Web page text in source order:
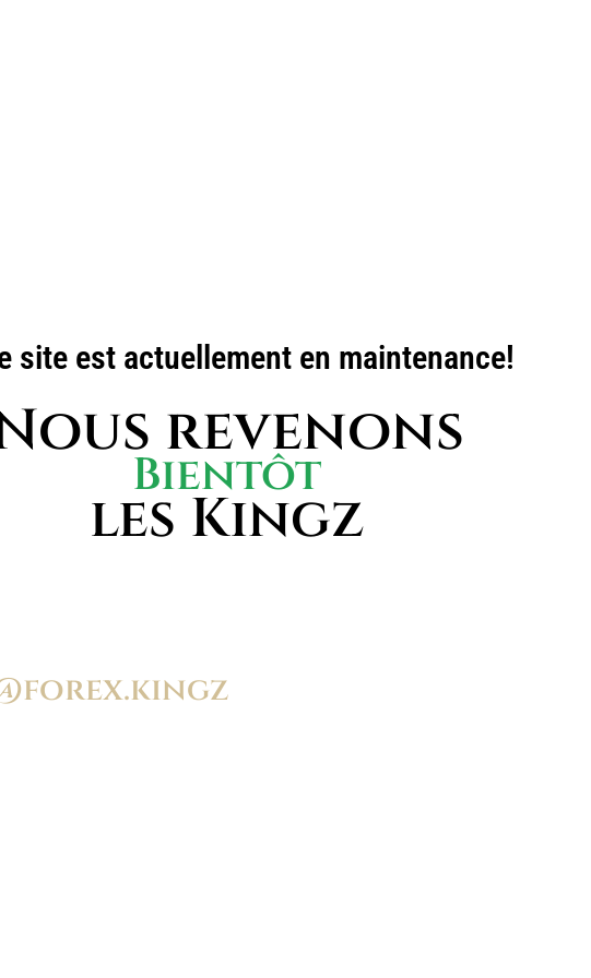
site est actuellement en maintenance!
revenons
Bientôt
les Kingz